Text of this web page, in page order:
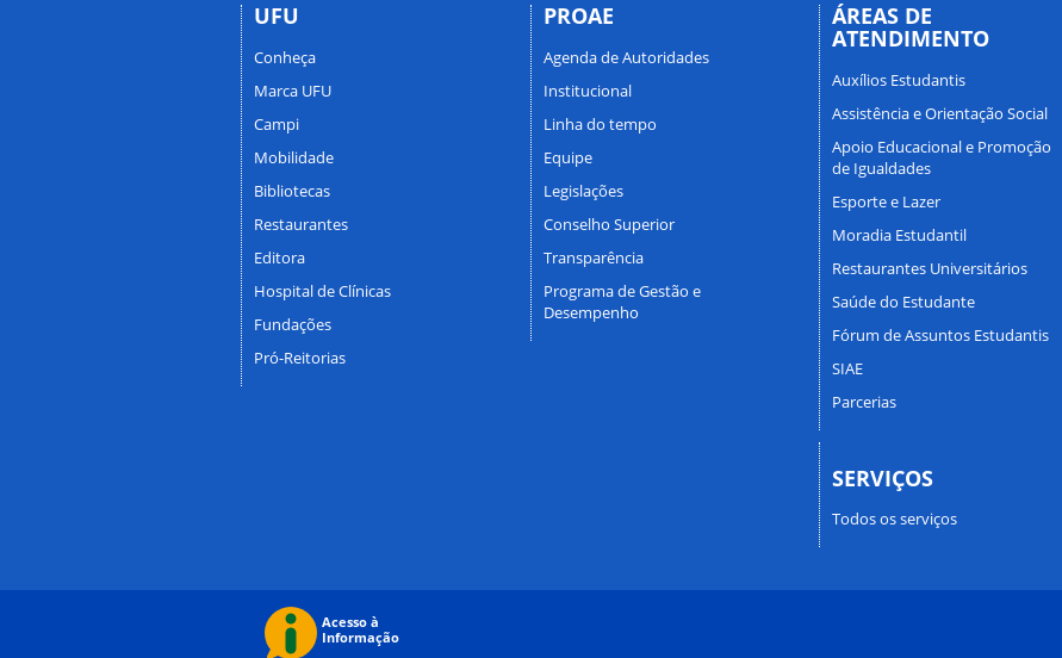
UFU
Conheça
Marca UFU
Campi
Mobilidade
Bibliotecas
Restaurantes
Editora
Hospital de Clínicas
Fundações
Pró-Reitorias
PROAE
Agenda de Autoridades
Institucional
Linha do tempo
Equipe
Legislações
Conselho Superior
Transparência
Programa de Gestão e
Desempenho
ÁREAS DE
ATENDIMENTO
Auxílios Estudantis
Assistência e Orientação Social
Apoio Educacional e Promoção
de Igualdades
Esporte e Lazer
Moradia Estudantil
Restaurantes Universitários
Saúde do Estudante
Fórum de Assuntos Estudantis
SIAE
Parcerias
SERVIÇOS
Todos os serviços